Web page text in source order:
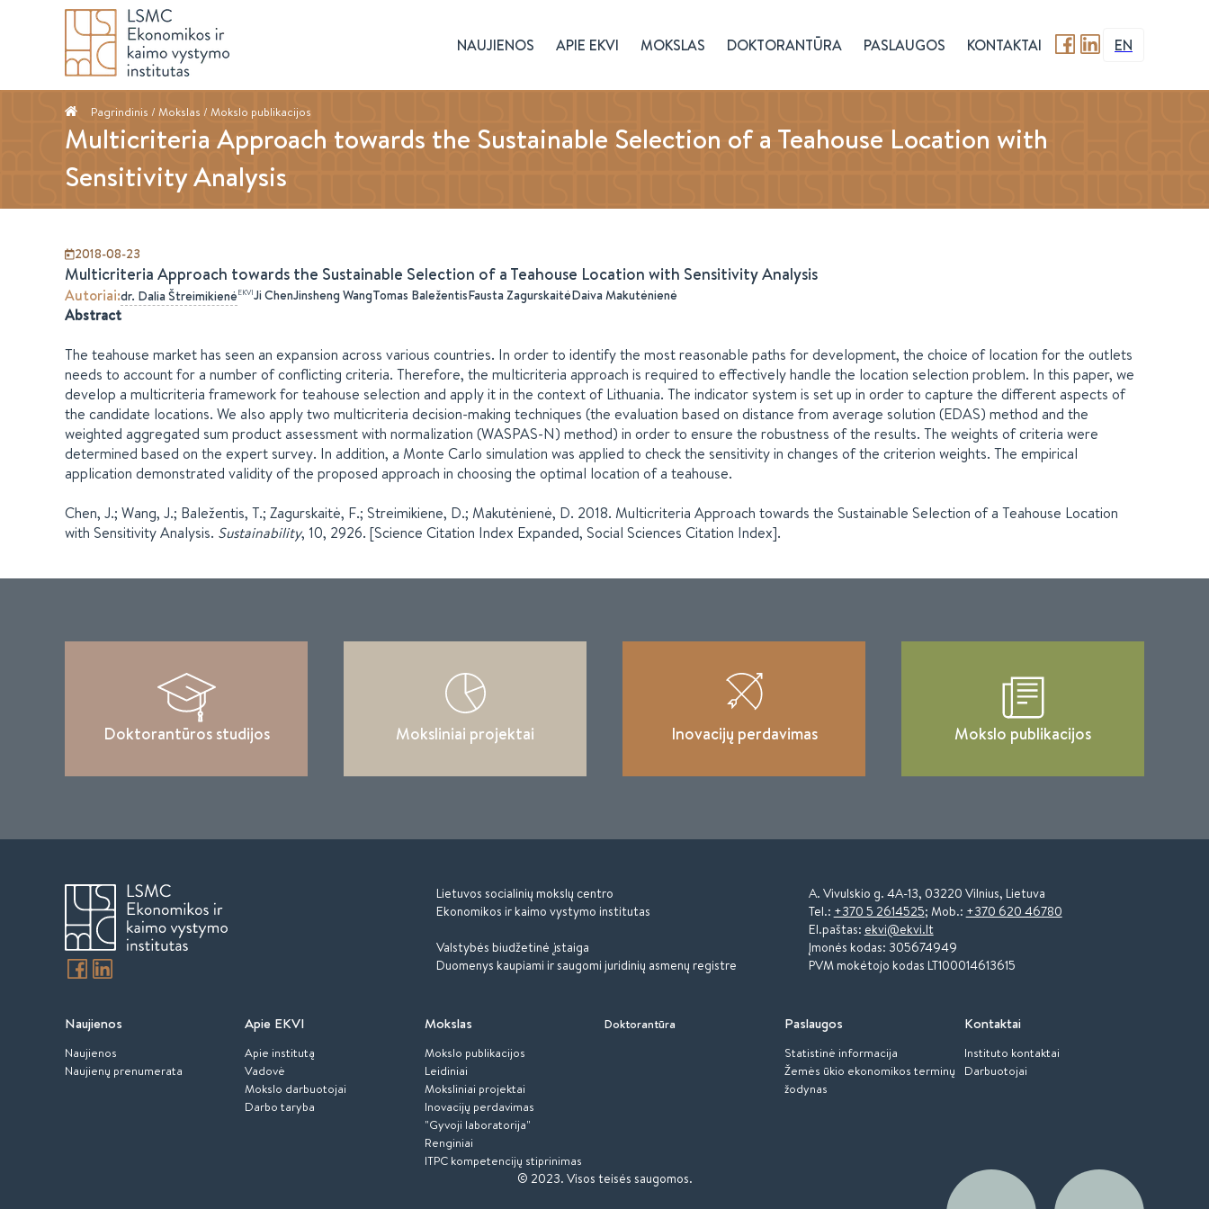
NAUJIENOS APIE EKVI MOKSLAS DOKTORANTŪRA PASLAUGOS KONTAKTAI EN
Pagrindinis / Mokslas / Mokslo publikacijos
Multicriteria Approach towards the Sustainable Selection of a Teahouse Location with
Sensitivity Analysis
2018-08-23
Multicriteria Approach towards the Sustainable Selection of a Teahouse Location with Sensitivity Analysis
Autoriai:dr. Dalia ŠtreimikienėEKVIJi ChenJinsheng WangTomas BaležentisFausta ZagurskaitėDaiva Makutėnienė
Abstract
The teahouse market has seen an expansion across various countries. In order to identify the most reasonable paths for development, the choice of location for the outlets
needs to account for a number of conflicting criteria. Therefore, the multicriteria approach is required to effectively handle the location selection problem. In this paper, we
develop a multicriteria framework for teahouse selection and apply it in the context of Lithuania. The indicator system is set up in order to capture the different aspects of
the candidate locations. We also apply two multicriteria decision-making techniques (the evaluation based on distance from average solution (EDAS) method and the
weighted aggregated sum product assessment with normalization (WASPAS-N) method) in order to ensure the robustness of the results. The weights of criteria were
determined based on the expert survey. In addition, a Monte Carlo simulation was applied to check the sensitivity in changes of the criterion weights. The empirical
application demonstrated validity of the proposed approach in choosing the optimal location of a teahouse.
Chen, J.; Wang, J.; Baležentis, T.; Zagurskaitė, F.; Streimikiene, D.; Makutėnienė, D. 2018. Multicriteria Approach towards the Sustainable Selection of a Teahouse Location
with Sensitivity Analysis. Sustainability, 10, 2926. [Science Citation Index Expanded, Social Sciences Citation Index].
Doktorantūros studijos Moksliniai projektai Inovacijų perdavimas Mokslo publikacijos
Lietuvos socialinių mokslų centro
Ekonomikos ir kaimo vystymo institutas
Valstybės biudžetinė įstaiga
Duomenys kaupiami ir saugomi juridinių asmenų registre
A. Vivulskio g. 4A-13, 03220 Vilnius, Lietuva
Tel.: +370 5 2614525; Mob.: +370 620 46780
El.paštas: ekvi@ekvi.lt
Įmonės kodas: 305674949
PVM mokėtojo kodas LT100014613615
Naujienos
Naujienos
Naujienų prenumerata
Apie EKVI
Apie institutą
Vadovė
Mokslo darbuotojai
Darbo taryba
Mokslas
Mokslo publikacijos
Leidiniai
Moksliniai projektai
Inovacijų perdavimas
"Gyvoji laboratorija"
Renginiai
ITPC kompetencijų stiprinimas
Doktorantūra Paslaugos
Statistinė informacija
Žemės ūkio ekonomikos terminų
žodynas
Kontaktai
Instituto kontaktai
Darbuotojai
© 2023. Visos teisės saugomos.